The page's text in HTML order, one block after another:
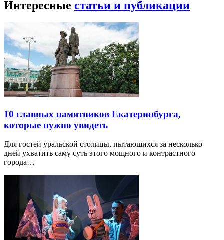
Интересные статьи и публикации
10 главных памятников Екатеринбурга,
которые нужно увидеть
Для гостей уральской столицы, пытающихся за несколько
дней ухватить саму суть этого мощного и контрастного
города…